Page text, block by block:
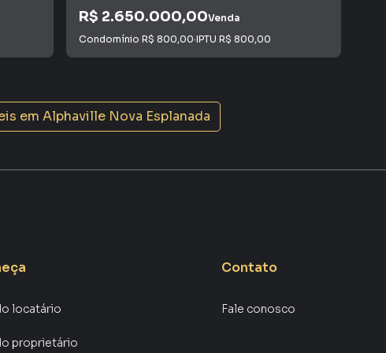
R$ 2.650.000,00Venda
Condomínio R$ 800,00·IPTU R$ 800,00
em Alphaville Nova Esplanada
locatário
proprietário
Contato
Fale conosco